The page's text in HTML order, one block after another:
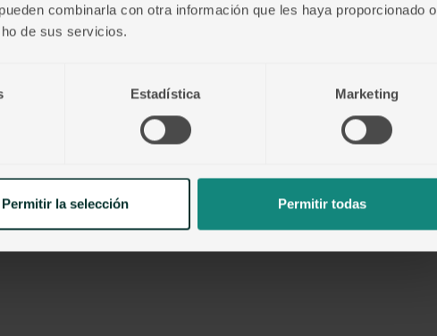
combinarla con otra información que les haya proporcionado o
de sus servicios.
Estadística Marketing
Permitir la selección Permitir todas
$ 0.00 USD